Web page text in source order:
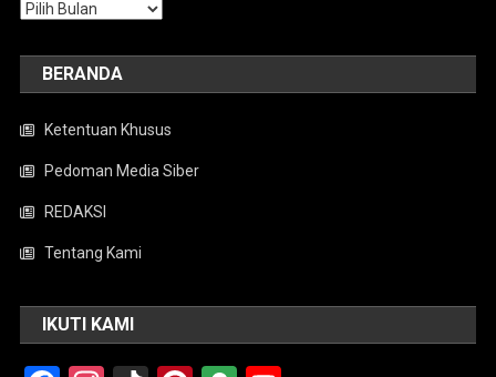
Arsip
BERANDA
Ketentuan Khusus
Pedoman Media Siber
REDAKSI
Tentang Kami
IKUTI KAMI